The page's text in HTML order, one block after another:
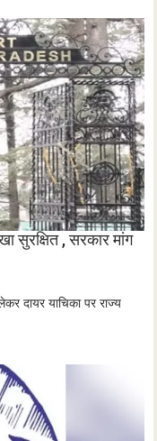
सुरक्षित , सरकार मांग
दायर याचिका पर राज्य